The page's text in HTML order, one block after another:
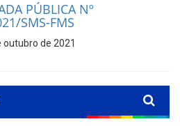
PÚBLICA Nº
SMS-FMS
outubro de 2021